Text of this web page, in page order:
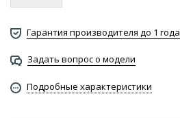
Гарантия производителя до 1 года
Задать вопрос о модели
Подробные характеристики